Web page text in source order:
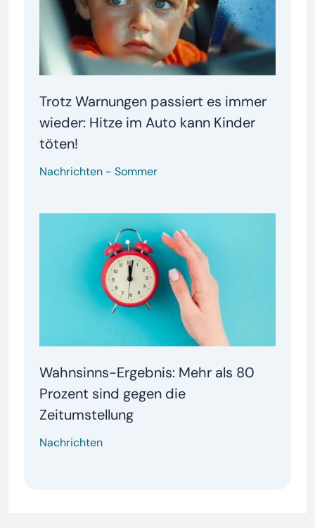
Trotz Warnungen passiert es immer
wieder: Hitze im Auto kann Kinder
töten!
Nachrichten- Sommer
Wahnsinns-Ergebnis: Mehr als 80
Prozent sind gegen die
Zeitumstellung
Nachrichten